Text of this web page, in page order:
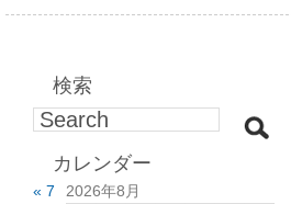
検索
カレンダー
2026年8月
« 7